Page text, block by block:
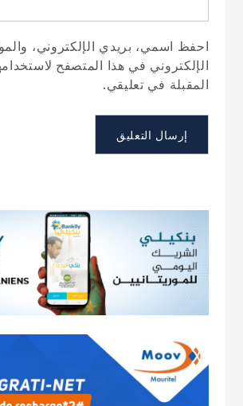
احفظ اسمي، بريدي الإلكتروني،
الإلكتروني في هذا المتصفح
المقبلة في تعليقي.